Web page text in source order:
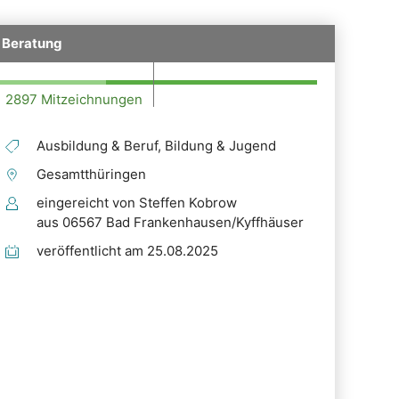
Beratung
2897 Mitzeichnungen
Ausbildung & Beruf, Bildung & Jugend
Gesamtthüringen
eingereicht von Steffen Kobrow
aus 06567 Bad Frankenhausen/Kyffhäuser
veröffentlicht am 25.08.2025